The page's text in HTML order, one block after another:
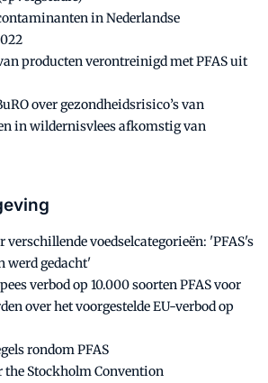
in Nederlandse
producten verontreinigd met PFAS uit
over gezondheidsrisico’s van
in wildernisvlees afkomstig van
voedselcategorieën: 'PFAS's
werd gedacht'
verbod op 10.000 soorten PFAS voor
over het voorgestelde EU-verbod op
rondom PFAS
the Stockholm Convention